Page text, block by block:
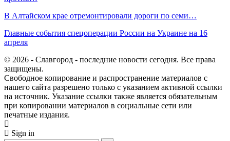
В Алтайском крае отремонтировали дороги по семи…
Главные события спецоперации России на Украине на 16
апреля
© 2026 - Славгород - последние новости сегодня. Все права
защищены.
Свободное копирование и распространение материалов с
нашего сайта разрешено только с указанием активной ссылки
на источник. Указание ссылки также является обязательным
при копировании материалов в социальные сети или
печатные издания.
Sign in